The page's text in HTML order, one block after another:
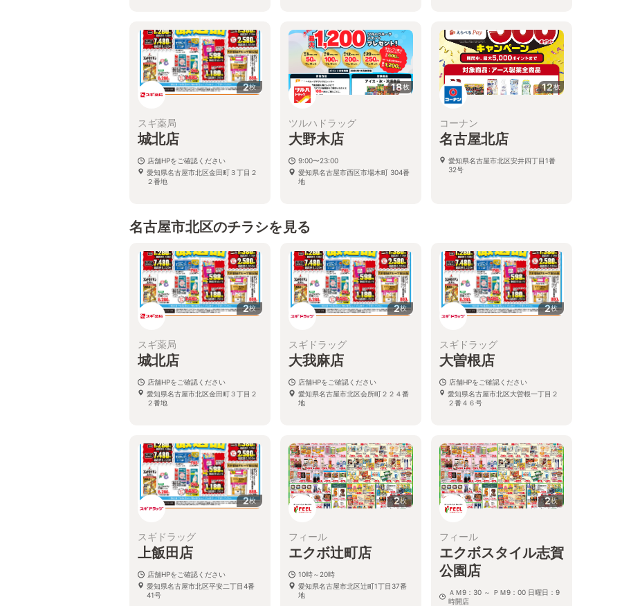
2枚
スギ薬局
城北店
店舗HPをご確認ください
愛知県名古屋市北区金田町３丁目２
２番地
18枚
ツルハドラッグ
大野木店
9:00〜23:00
愛知県名古屋市西区市場木町 304番
地
12枚
コーナン
名古屋北店
愛知県名古屋市北区安井四丁目1番
32号
名古屋市北区のチラシを見る
2枚
スギ薬局
城北店
店舗HPをご確認ください
愛知県名古屋市北区金田町３丁目２
２番地
2枚
スギドラッグ
大我麻店
店舗HPをご確認ください
愛知県名古屋市北区会所町２２４番
地
2枚
スギドラッグ
大曽根店
店舗HPをご確認ください
愛知県名古屋市北区大曽根一丁目２
２番４６号
2枚
スギドラッグ
上飯田店
店舗HPをご確認ください
愛知県名古屋市北区平安二丁目4番
41号
2枚
フィール
エクボ辻町店
10時～20時
愛知県名古屋市北区辻町1丁目37番
地
2枚
フィール
エクボスタイル志賀
公園店
ＡＭ9：30 ～ ＰＭ9：00 日曜日：9
時開店